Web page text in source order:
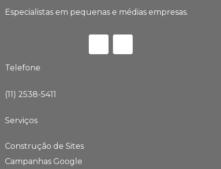
Especialistas em pequenas e médias empresas.
Telefone
(11) 2538-5411
Serviços
Construção de Sites
Campanhas Google